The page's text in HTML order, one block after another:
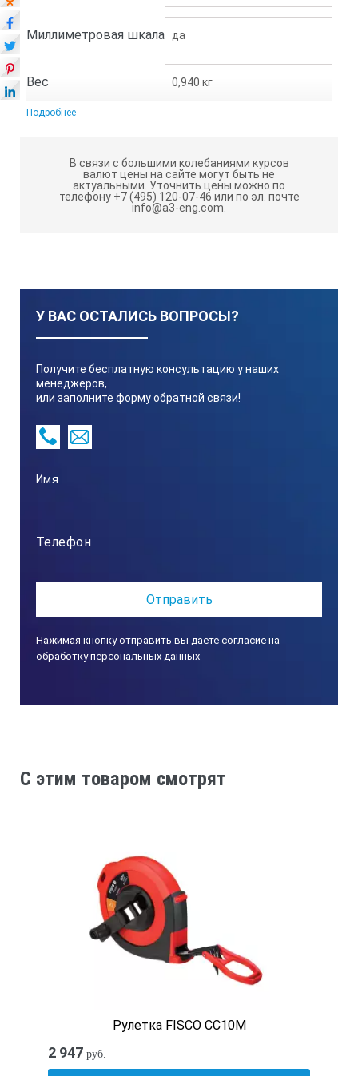
Миллиметровая шкала да
Вес 0,940 кг
Подробнее
В связи с большими колебаниями курсов
валют цены на сайте могут быть не
актуальными. Уточнить цены можно по
телефону +7 (495) 120-07-46 или по эл. почте
info@a3-eng.com.
У ВАС ОСТАЛИСЬ ВОПРОСЫ?
Получите бесплатную консультацию у наших
менеджеров,
или заполните форму обратной связи!
Нажимая кнопку отправить вы даете согласие на
обработку персональных данных
C этим товаром смотрят
Рулетка FISCO CC10M
2 947 руб.